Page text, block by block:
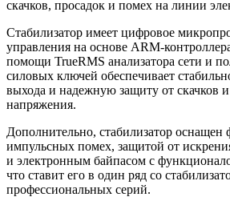
скачков, просадок и помех на линии
Стабилизатор имеет цифровое
управления на основе ARM-
помощи TrueRMS анализатора сети и
силовых ключей обеспечивает
выхода и надежную защиту от скачков
напряжения.
Дополнительно, стабилизатор
импульсных помех, защитой от
и электронным байпасом с
что ставит его в один ряд со
профессиональных серий.